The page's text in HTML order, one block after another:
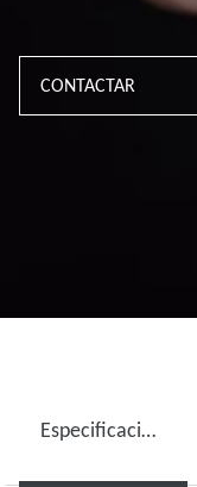
CONTACTAR
Especificaciones técnicas